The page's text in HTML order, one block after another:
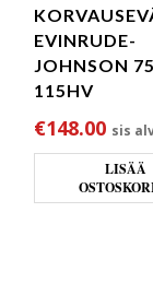
EVINRUDE-
JOHNSON
115HV
€148.00 sis
LISÄÄ